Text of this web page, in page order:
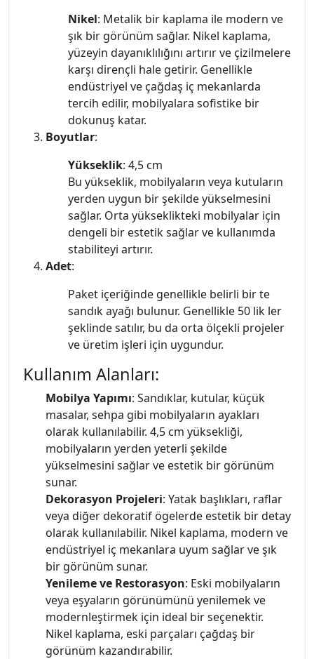
Nikel: Metalik bir kaplama ile modern ve
şık bir görünüm sağlar. Nikel kaplama,
yüzeyin dayanıklılığını artırır ve çizilmelere
karşı dirençli hale getirir. Genellikle
endüstriyel ve çağdaş iç mekanlarda
tercih edilir, mobilyalara sofistike bir
dokunuş katar.
Boyutlar:
Yükseklik: 4,5 cm
Bu yükseklik, mobilyaların veya kutuların
yerden uygun bir şekilde yükselmesini
sağlar. Orta yükseklikteki mobilyalar için
dengeli bir estetik sağlar ve kullanımda
stabiliteyi artırır.
Adet:
Paket içeriğinde genellikle belirli bir te
sandık ayağı bulunur. Genellikle 50 lik ler
şeklinde satılır, bu da orta ölçekli projeler
ve üretim işleri için uygundur.
Kullanım Alanları:
Mobilya Yapımı: Sandıklar, kutular, küçük
masalar, sehpa gibi mobilyaların ayakları
olarak kullanılabilir. 4,5 cm yüksekliği,
mobilyaların yerden yeterli şekilde
yükselmesini sağlar ve estetik bir görünüm
sunar.
Dekorasyon Projeleri: Yatak başlıkları, raflar
veya diğer dekoratif ögelerde estetik bir detay
olarak kullanılabilir. Nikel kaplama, modern ve
endüstriyel iç mekanlara uyum sağlar ve şık
bir görünüm sunar.
Yenileme ve Restorasyon: Eski mobilyaların
veya eşyaların görünümünü yenilemek ve
modernleştirmek için ideal bir seçenektir.
Nikel kaplama, eski parçaları çağdaş bir
görünüm kazandırabilir.